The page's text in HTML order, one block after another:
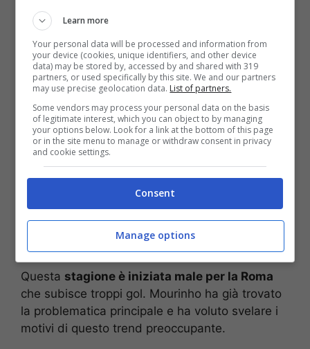
Le parole di Mourinho, però,
tifosi di tante altre squadre di Serie A che
additano il tecnico portoghese per aver “trovato
l’ennesima scusa” per non aver vinto.
Che partita è stata?“Abbiamo fatto una partita
di sacrificio, con una linea difensiva nuova. Mi è
piaciuta la mia squadra ed era difficile fare
meglio contro questo Torino“.
Problemi Roma: troppi gol,
Mourinho conosce i motivi
Questa stagione è iniziata male per la Roma
che subisce troppi gol. Mourinho ha già trovato
la problematica principale e ha voluto svelare i
motivi di questo trend preoccupante.
Learn more
Your personal data will be processed and information from
your device (cookies, unique identifiers, and other device
data) may be stored by, accessed by and shared with 319
partners, or used specifically by this site. We and our partners
may use precise geolocation data. List of partners.
Some vendors may process your personal data on the basis
of legitimate interest, which you can object to by managing
your options below. Look for a link at the bottom of this page
or in the site menu to manage or withdraw consent in privacy
and cookie settings.
Consent
Manage options